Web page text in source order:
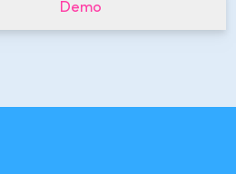
Demo